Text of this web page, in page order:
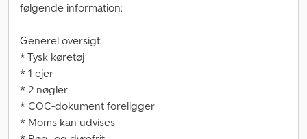
følgende information:
Generel oversigt:
* Tysk køretøj
* 1 ejer
* 2 nøgler
* COC-dokument foreligger
* Moms kan udvises